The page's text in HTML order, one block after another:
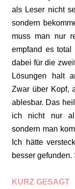
als Leser nicht
sondern
muss man nur
empfand es
dabei für die
Lösungen halt
Zwar über Kopf,
ablesbar. Das
ich nicht nur
sondern man
Ich hätte
besser
KURZ GESAGT